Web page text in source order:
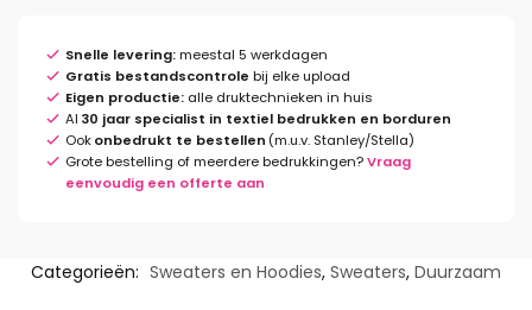
Snelle levering:meestal 5 werkdagen
Gratis bestandscontrole bij elke upload
Eigen productie: alle druktechnieken in huis
Al 30 jaar specialist in textiel bedrukken en borduren
Ookonbedrukt te bestellen (m.u.v. Stanley/Stella)
Grote bestelling of meerdere bedrukkingen?Vraag
eenvoudig een offerte aan
Categorieën: Sweaters en Hoodies, Sweaters, Duurzaam